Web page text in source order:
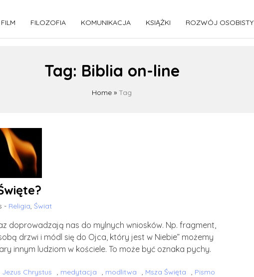
FILM FILOZOFIA KOMUNIKACJA KSIĄŻKI ROZWÓJ OSOBISTY
Tag: Biblia on-line
Home » Tag
- Religia, Świat
doprowadzają nas do mylnych wniosków. Np. fragment,
drzwi i módl się do Ojca, który jest w Niebie” możemy
innym ludziom w kościele. To może być oznaka pychy.
Jezus Chrystus , medytacja , modlitwa , Msza Święta , Pismo